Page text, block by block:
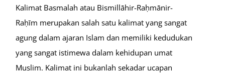
Kalimat Basmalah atau Bismillāhir-Raḥmānir-
Raḥīm merupakan salah satu kalimat yang sangat
agung dalam ajaran Islam dan memiliki kedudukan
yang sangat istimewa dalam kehidupan umat
Muslim. Kalimat ini bukanlah sekadar ucapan